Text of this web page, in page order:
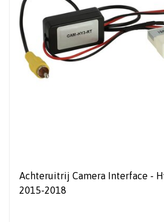
Achteruitrij Camera Interface - Hyundai Tucson
2015-2018